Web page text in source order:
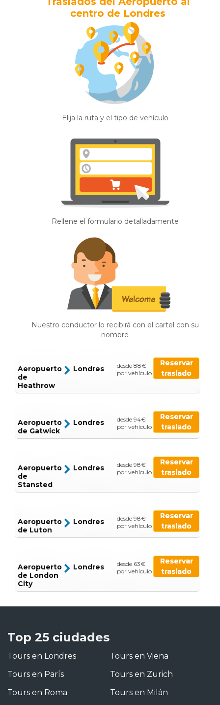
centro de Londres
Elija la ruta y el tipo de vehículo
Rellene el formulario detalladamente
Nuestro conductor lo recibirá con el cartel con su
nombre
Aeropuerto
de
Heathrow
Londres
desde 88€
por vehículo
Reservar
traslado
Aeropuerto
de Gatwick
Londres
desde 94€
por vehículo
Reservar
traslado
Aeropuerto
de
Stansted
Londres
desde 98€
por vehículo
Reservar
traslado
Aeropuerto
de Luton
Londres
desde 98€
por vehículo
Reservar
traslado
Aeropuerto
de London
City
Londres
desde 63€
por vehículo
Reservar
traslado
Top 25 ciudades
Tours en Londres
Tours en París
Tours en Roma
Tours en Viena
Tours en Zurich
Tours en Milán